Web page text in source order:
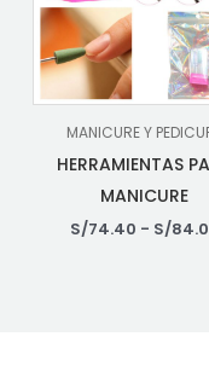
MANICURE Y
HERRAMIENTAS
MANICURE
S/74.40 - S/